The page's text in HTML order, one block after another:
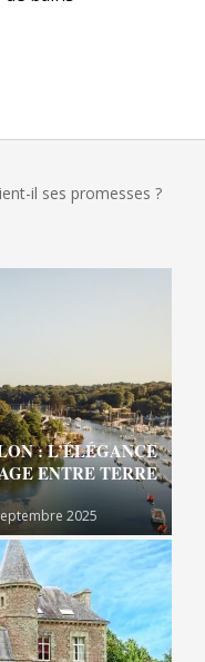
promesses ?
: L’ÉLÉGANCE
ENTRE TERRE
2025